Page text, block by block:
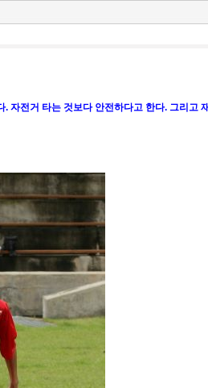
전거 타는 것보다 안전하다고 한다. 그리